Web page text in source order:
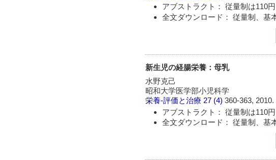
アブストラクト： 従量制は110
全文ダウンロード： 従量制、基
新生児の経腸栄養：母乳
水野克己
昭和大学医学部小児科学
栄養-評価と治療 27 (4)360-363, 2010.
アブストラクト： 従量制は110
全文ダウンロード： 従量制、基